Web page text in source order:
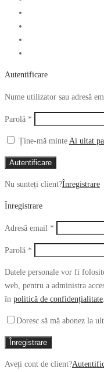
Autentificare
Nume utilizator sau adresă
Parolă *
Ține-mă minte Ai uitat
Autentificare
Nu sunteți client?Înregistrare
Înregistrare
Adresă email *
Parolă *
Datele personale vor fi
web, pentru a administra
în politică de confidențialitate.
Doresc să mă abonez la
Înregistrare
Aveți cont de client?